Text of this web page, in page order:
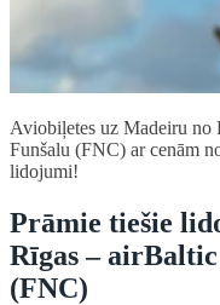
Aviobiļetes uz Madeiru no
Funšalu (FNC) ar cenām
lidojumi!
Prāmie tiešie
Rīgas –
(FNC)